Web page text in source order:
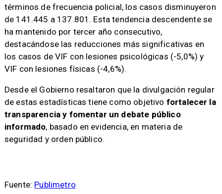
términos de frecuencia policial, los casos disminuyeron
de 141.445 a 137.801. Esta tendencia descendente se
ha mantenido por tercer año consecutivo,
destacándose las reducciones más significativas en
los casos de VIF con lesiones psicológicas (-5,0%) y
VIF con lesiones físicas (-4,6%).
Desde el Gobierno resaltaron que la divulgación regular
de estas estadísticas tiene como objetivo fortalecer la
transparencia y fomentar un debate público
informado, basado en evidencia, en materia de
seguridad y orden público.
Fuente: Publimetro